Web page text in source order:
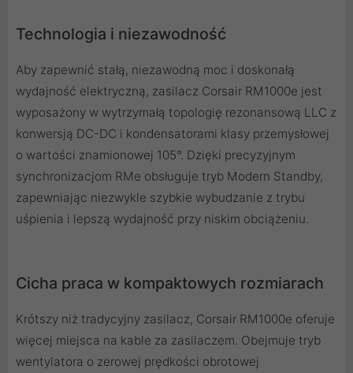
Technologia i niezawodność
Aby zapewnić stałą, niezawodną moc i doskonałą
wydajność elektryczną, zasilacz Corsair RM1000e jest
wyposażony w wytrzymałą topologię rezonansową LLC z
konwersją DC-DC i kondensatorami klasy przemysłowej
o wartości znamionowej 105°. Dzięki precyzyjnym
synchronizacjom RMe obsługuje tryb Modern Standby,
zapewniając niezwykle szybkie wybudzanie z trybu
uśpienia i lepszą wydajność przy niskim obciążeniu.
Cicha praca w kompaktowych rozmiarach
Krótszy niż tradycyjny zasilacz, Corsair RM1000e oferuje
więcej miejsca na kable za zasilaczem. Obejmuje tryb
wentylatora o zerowej prędkości obrotowej